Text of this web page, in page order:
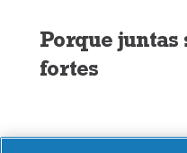
Porque juntas
fortes